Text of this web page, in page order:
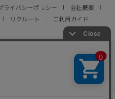
ライバシーポリシー
会社概要
リクルート ご利用ガイド
RESERVED.